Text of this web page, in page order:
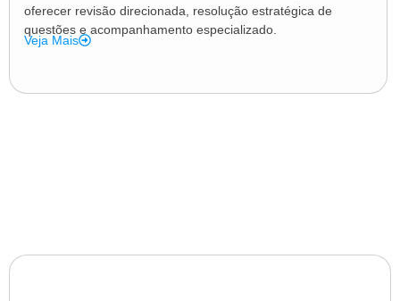
oferecer revisão direcionada, resolução estratégica de
questões e acompanhamento especializado.
Veja Mais